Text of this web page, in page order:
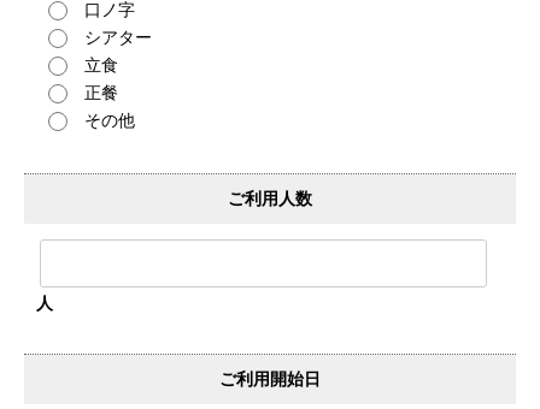
口ノ字
シアター
立食
正餐
その他
ご利用人数
人
ご利用開始日